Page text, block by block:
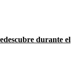
durante el